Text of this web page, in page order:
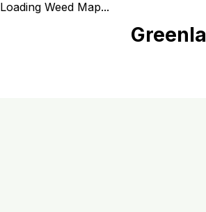
Loading Weed Map...